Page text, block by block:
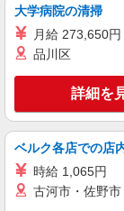
支
キー
正社員
シミック・イニジ
り
大学病院の清掃
月給 273,650円
品川区
詳細を
ベルク各店での店
時給 1,065円
古河市・佐野